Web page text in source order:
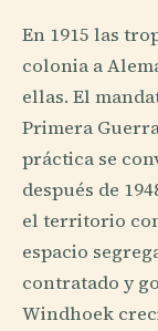
En 1915 las
colonia a
ellas. El
Primera
práctica se
después de
el territorio
espacio
contratado y
Windhoek